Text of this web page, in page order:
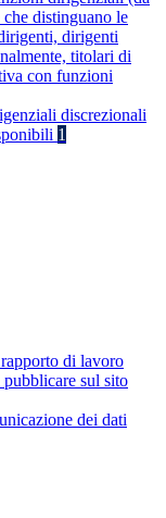
distinguano le
dirigenti
titolari di
con funzioni
discrezionali
1
di lavoro
sul sito
dei dati